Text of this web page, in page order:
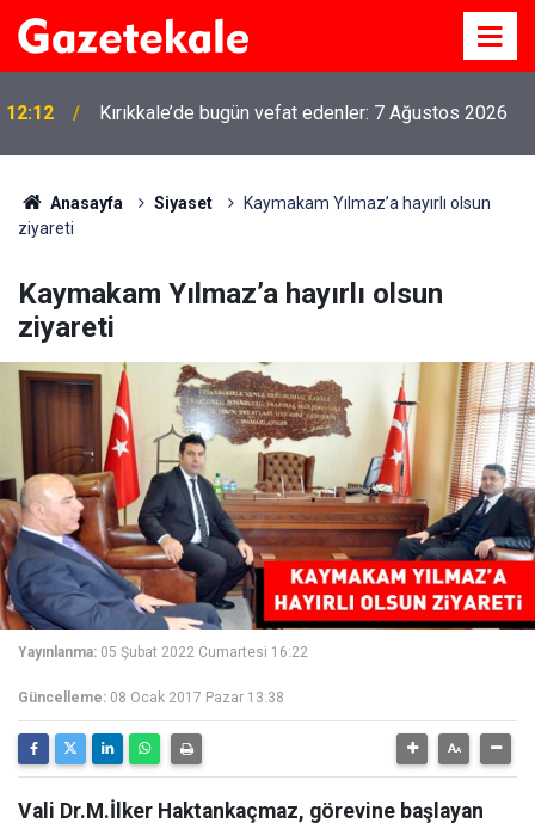
12:12 Kırıkkale’de bugün vefat edenler: 7 Ağustos 2026
Anasayfa Siyaset
Kaymakam Yılmaz’a hayırlı olsun
ziyareti
Kaymakam Yılmaz’a hayırlı olsun
ziyareti
Yayınlanma: 05 Şubat 2022 Cumartesi 16:22
Güncelleme: 08 Ocak 2017 Pazar 13:38
Vali Dr.M.İlker Haktankaçmaz, görevine başlayan